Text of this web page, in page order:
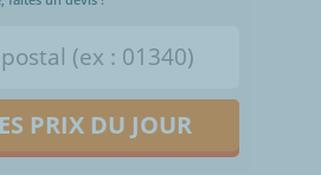
PRIX DU JOUR